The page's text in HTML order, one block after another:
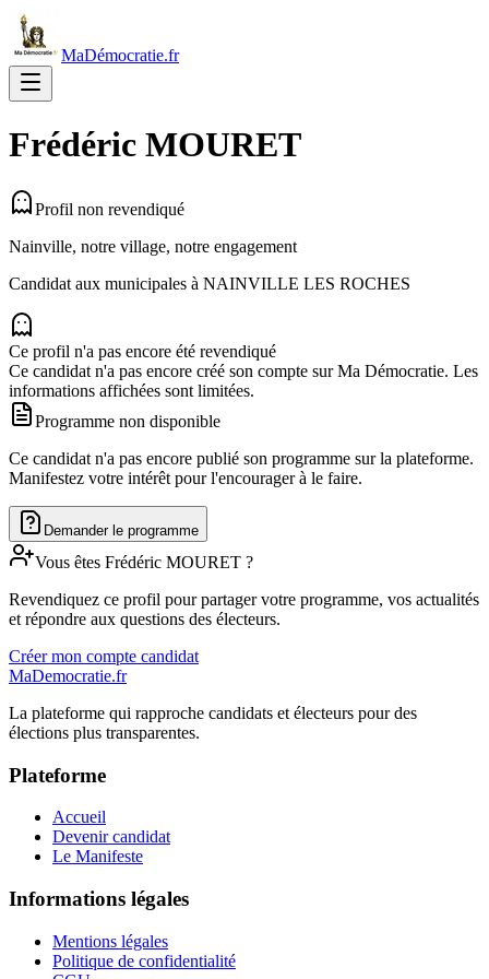
MaDémocratie.fr
Frédéric MOURET
Profil non revendiqué
Nainville, notre village, notre engagement
Candidat aux municipales à NAINVILLE LES ROCHES
Ce profil n'a pas encore été revendiqué
Ce candidat n'a pas encore créé son compte sur Ma Démocratie. Les
informations affichées sont limitées.
Programme non disponible
Ce candidat n'a pas encore publié son programme sur la plateforme.
Manifestez votre intérêt pour l'encourager à le faire.
Demander le programme
Vous êtes Frédéric MOURET ?
Revendiquez ce profil pour partager votre programme, vos actualités
et répondre aux questions des électeurs.
Créer mon compte candidat
MaDemocratie.fr
La plateforme qui rapproche candidats et électeurs pour des
élections plus transparentes.
Plateforme
Accueil
Devenir candidat
Le Manifeste
Informations légales
Mentions légales
Politique de confidentialité